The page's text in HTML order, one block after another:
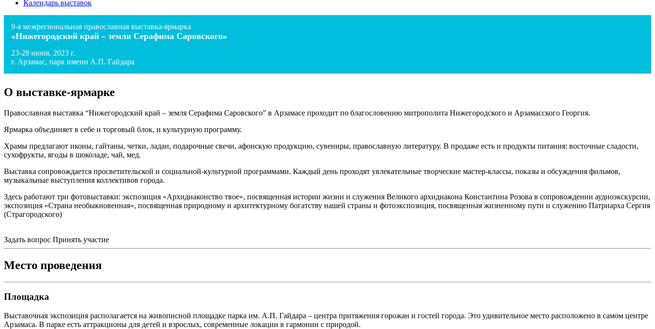
Календарь выставок
9-я межрегиональная православная выставка-ярмарка
«Нижегородский край – земля Серафима Саровского»
23-28 июня, 2023 г.
г. Арзамас, парк имени А.П. Гайдара
О выставке-ярмарке
Православная выставка “Нижегородский край – земля Серафима Саровского” в Арзамасе проходит по благословению митрополита Нижегородского и Арзамасского Георгия.
Ярмарка объединяет в себе и торговый блок, и культурную программу.
Храмы предлагают иконы, гайтаны, четки, ладан, подарочные свечи, афонскую продукцию, сувениры, православную литературу. В продаже есть и продукты питания: восточные сладости,
сухофрукты, ягоды в шоколаде, чай, мед.
Выставка сопровождается просветительской и социальной-культурной программами. Каждый день проходят увлекательные творческие мастер-классы, показы и обсуждения фильмов,
музыкальные выступления коллективов города.
Здесь работают три фотовыставки: экспозиция «Архидиаконство твое», посвященная истории жизни и служения Великого архидиакона Константина Розова в сопровождении аудиоэкскурсии,
экспозиция «Страна необыкновенная», посвященная природному и архитектурному богатству нашей страны и фотоэкспозиция, посвященная жизненному пути и служению Патриарха Сергия
(Страгородского)
Задать вопрос Принять участие
Место проведения
Площадка
Выставочная экспозиция располагается на живописной площадке парка им. А.П. Гайдара – центра притяжения горожан и гостей города. Это удивительное место расположено в самом центре
Арзамаса. В парке есть аттракционы для детей и взрослых, современные локации в гармонии с природой.